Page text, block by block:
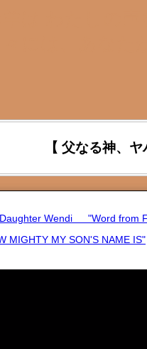
は わたしの
【 父なる神、
Wendi "Word from
MIGHTY MY SON'S NAME IS"